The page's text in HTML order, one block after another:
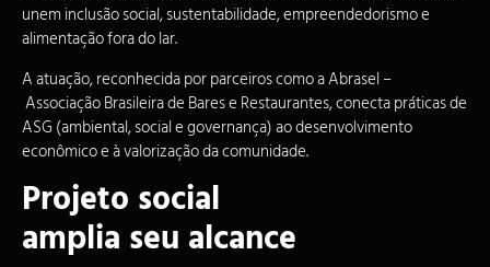
unem inclusão social, sustentabilidade, empreendedorismo e
alimentação fora do lar.
A atuação, reconhecida por parceiros como a Abrasel –
Associação Brasileira de Bares e Restaurantes, conecta práticas de
ASG (ambiental, social e governança) ao desenvolvimento
econômico e à valorização da comunidade.
Projeto social
amplia seu alcance